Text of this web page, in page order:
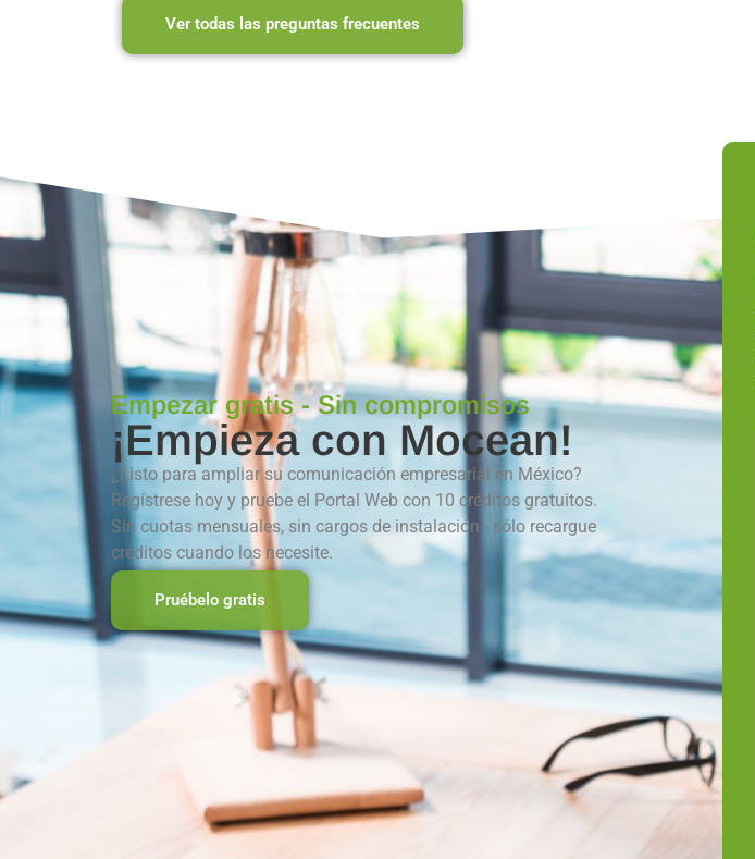
Ver todas las preguntas frecuentes
Empezar gratis - Sin compromisos
¡Empieza con Mocean!
¿Listo para ampliar su comunicación empresarial en México?
Regístrese hoy y pruebe el Portal Web con 10 créditos gratuitos.
Sin cuotas mensuales, sin cargos de instalación - sólo recargue
créditos cuando los necesite.
Pruébelo gratis